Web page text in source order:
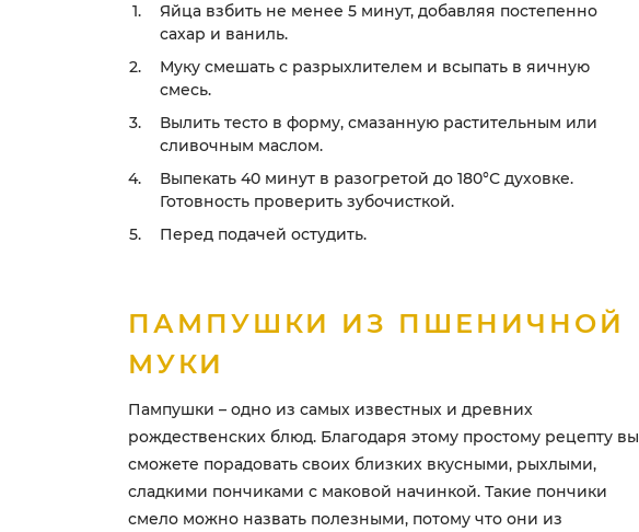
Яйца взбить не менее 5 минут, добавляя постепенно
сахар и ваниль.
Муку смешать с разрыхлителем и всыпать в яичную
смесь.
Вылить тесто в форму, смазанную растительным или
сливочным маслом.
Выпекать 40 минут в разогретой до 180°С духовке.
Готовность проверить зубочисткой.
Перед подачей остудить.
ПАМПУШКИ ИЗ ПШЕНИЧНОЙ
МУКИ
Пампушки – одно из самых известных и древних
рождественских блюд. Благодаря этому простому рецепту вы
сможете порадовать своих близких вкусными, рыхлыми,
сладкими пончиками с маковой начинкой. Такие пончики
смело можно назвать полезными, потому что они из